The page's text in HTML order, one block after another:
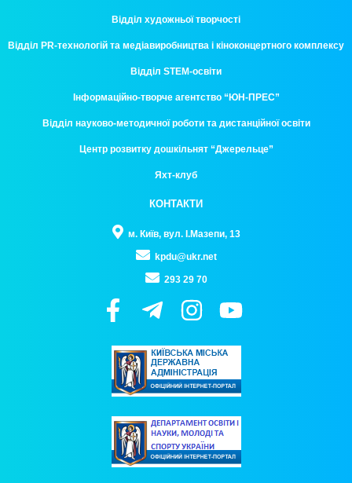
Відділ художньої творчості
Відділ PR-технологій та медіавиробництва і кіноконцертного комплексу
Відділ STEM-освіти
Інформаційно-творче агентство “ЮН-ПРЕС”
Відділ науково-методичної роботи та дистанційної освіти
Центр розвитку дошкільнят “Джерельце”
Яхт-клуб
КОНТАКТИ
м. Київ, вул. І.Мазепи, 13
kpdu@ukr.net
293 29 70